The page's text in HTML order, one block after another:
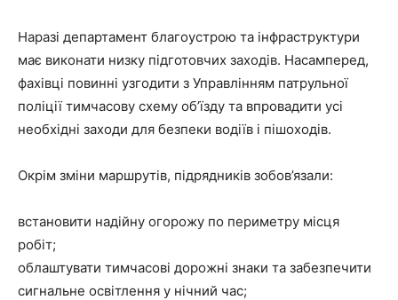
Наразі департамент благоустрою та інфраструктури
має виконати низку підготовчих заходів. Насамперед,
фахівці повинні узгодити з Управлінням патрульної
поліції тимчасову схему об’їзду та впровадити усі
необхідні заходи для безпеки водіїв і пішоходів.
Окрім зміни маршрутів, підрядників зобов’язали:
встановити надійну огорожу по периметру місця
робіт;
облаштувати тимчасові дорожні знаки та забезпечити
сигнальне освітлення у нічний час;